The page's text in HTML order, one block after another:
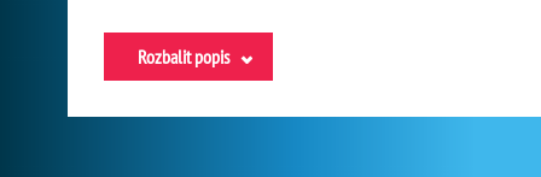
Rozbalit popis